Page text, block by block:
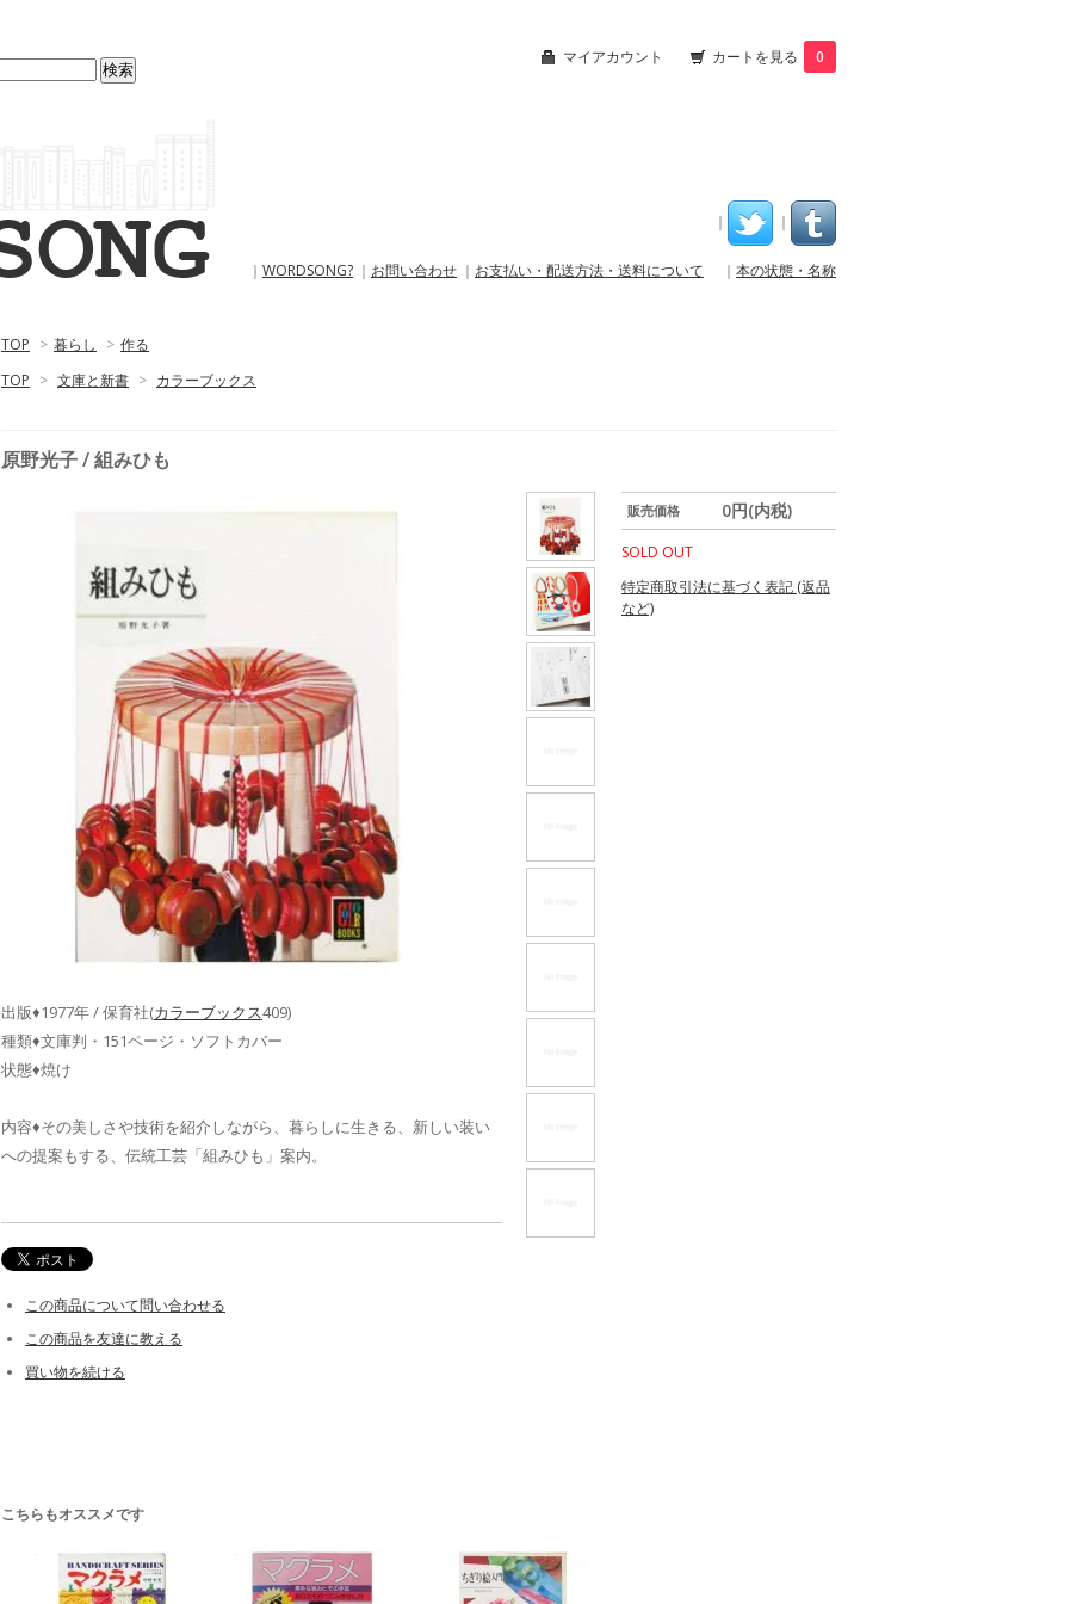
マイアカウント カートを見る 0
｜ ｜
｜ WORDSONG? ｜ お問い合わせ ｜ お支払い・配送方法・送料について ｜ 本の状態・名称
TOP > 暮らし > 作る
TOP > 文庫と新書 > カラーブックス
原野光子 / 組みひも
販売価格 0円(内税)
SOLD OUT
特定商取引法に基づく表記 (返品
など)
出版♦1977年 / 保育社(カラーブックス409)
種類♦文庫判・151ページ・ソフトカバー
状態♦焼け
内容♦その美しさや技術を紹介しながら、暮らしに生きる、新しい装い
への提案もする、伝統工芸「組みひも」案内。
この商品について問い合わせる
この商品を友達に教える
買い物を続ける
こちらもオススメです